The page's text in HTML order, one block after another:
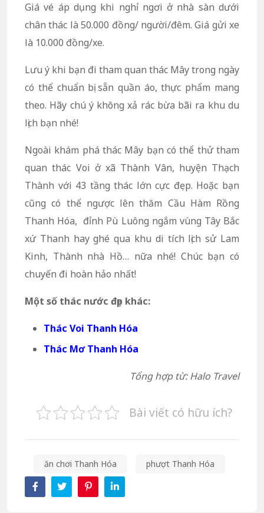
Giá vé áp dụng khi nghỉ ngơi ở nhà sàn dưới
chân thác là 50.000 đồng/ người/đêm. Giá gửi xe
là 10.000 đồng/xe.
Lưu ý khi bạn đi tham quan thác Mây trong ngày
có thể chuẩn bị sẵn quần áo, thực phẩm mang
theo. Hãy chú ý không xả rác bừa bãi ra khu du
lịch bạn nhé!
Ngoài khám phá thác Mây bạn có thể thử tham
quan thác Voi ở xã Thành Vân, huyện Thạch
Thành với 43 tầng thác lớn cực đẹp. Hoặc bạn
cũng có thể ngược lên thăm Cầu Hàm Rồng
Thanh Hóa, đỉnh Pù Luông ngắm vùng Tây Bắc
xứ Thanh hay ghé qua khu di tích lịch sử Lam
Kinh, Thành nhà Hồ… nữa nhé! Chúc bạn có
chuyến đi hoàn hảo nhất!
Một số thác nước đẹp khác:
Thác Voi Thanh Hóa
Thác Mơ Thanh Hóa
Tổng hợp từ: Halo Travel
Bài viết có hữu ích?
ăn chơi Thanh Hóa phượt Thanh Hóa